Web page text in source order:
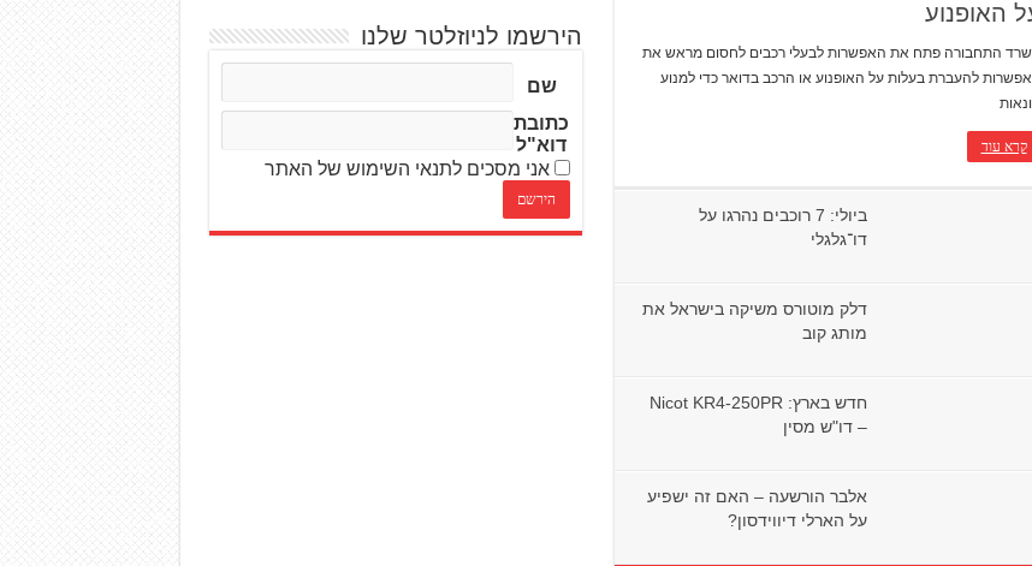
האופנוע
התחבורה פתח את האפשרות לבעלי רכבים לחסום מראש את
להעברת בעלות על האופנוע או הרכב בדואר כדי למנוע
קרא עוד
ביולי: 7 רוכבים נהרגו על
דו־גלגלי
דלק מוטורס משיקה בישראל את
מותג קוב
חדש בארץ: Nicot KR4-250PR
– דו"ש מסין
אלבר הורשעה – האם זה ישפיע
על הארלי דיווידסון?
הירשמו לניוזלטר שלנו
שם
כתובת
דוא"ל
אני מסכים לתנאי השימוש של האתר